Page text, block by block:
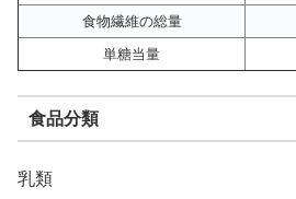
食物繊維の総量
単糖当量
食品分類
乳類